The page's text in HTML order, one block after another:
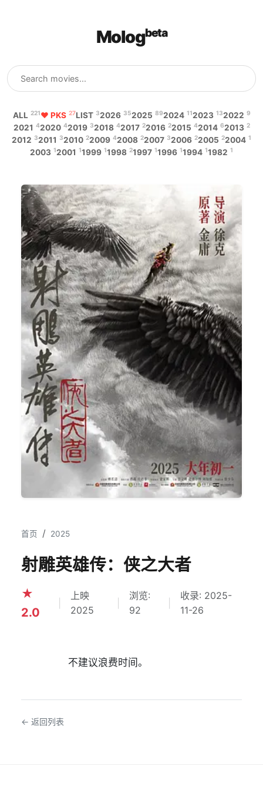
Mologᵇᵉᵗᵃ
ALL 221♥ PKS 27LIST 32026 352025 892024 112023 132022 9
2021 42020 42019 32018 42017 22016 22015 42014 62013 2
2012 32011 32010 22009 42008 22007 32006 22005 22004 1
2003 12001 11999 11998 21997 11996 11994 11982 1
首页 2025
射雕英雄传：侠之大者
★
2.0
上映
2025
浏览:
92
收录: 2025-
11-26
                不建议浪费时间。
← 返回列表